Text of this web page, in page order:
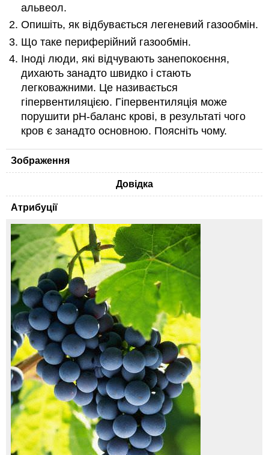
альвеол.
Опишіть, як відбувається легеневий газообмін.
Що таке периферійний газообмін.
Іноді люди, які відчувають занепокоєння,
дихають занадто швидко і стають
легковажними. Це називається
гіпервентиляцією. Гіпервентиляція може
порушити рН-баланс крові, в результаті чого
кров є занадто основною. Поясніть чому.
Зображення
Довідка
Атрибуції